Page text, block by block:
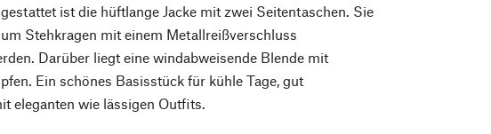
ist die hüftlange Jacke mit zwei Seitentaschen. Sie
Stehkragen mit einem Metallreißverschluss
Darüber liegt eine windabweisende Blende mit
Ein schönes Basisstück für kühle Tage, gut
eleganten wie lässigen Outfits.